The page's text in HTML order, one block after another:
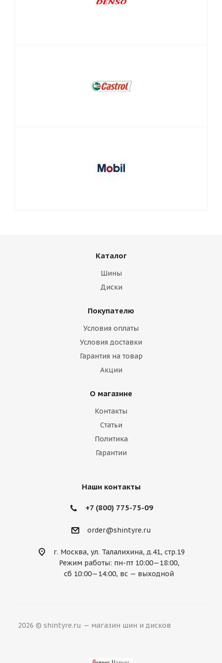
Каталог
Шины
Диски
Покупателю
Условия оплаты
Условия доставки
Гарантия на товар
Акции
О магазине
Контакты
Статьи
Политика
Гарантии
Наши контакты
+7 (800) 775-75-09
order@shintyre.ru
г. Москва, ул. Талалихина, д.41, стр.19
Режим работы: пн-пт 10:00—18:00,
сб 10:00—14:00, вс — выходной
2026 © shintyre.ru — магазин шин и дисков